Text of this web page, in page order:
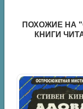
ПОХОЖИЕ НА
КНИГИ